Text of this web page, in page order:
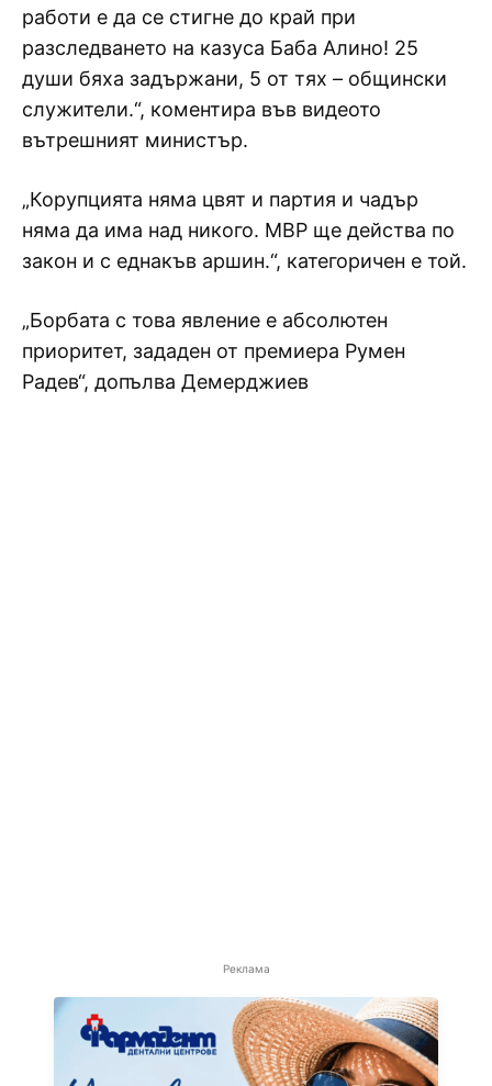
работи е да се стигне до край при
разследването на казуса Баба Алино! 25
души бяха задържани, 5 от тях – общински
служители.“, коментира във видеото
вътрешният министър.
„Корупцията няма цвят и партия и чадър
няма да има над никого. МВР ще действа по
закон и с еднакъв аршин.“, категоричен е той.
„Борбата с това явление е абсолютен
приоритет, зададен от премиера Румен
Радев“, допълва Демерджиев
Реклама